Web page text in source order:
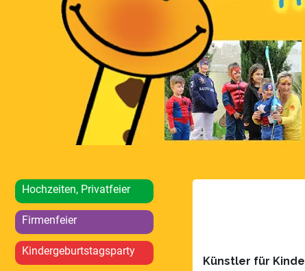
Hochzeiten, Privatfeier
Firmenfeier
Kindergeburtstagsparty
Künstler für